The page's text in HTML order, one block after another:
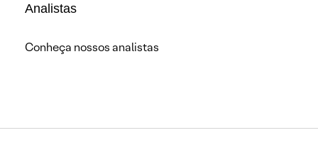
Analistas
Conheça nossos analistas